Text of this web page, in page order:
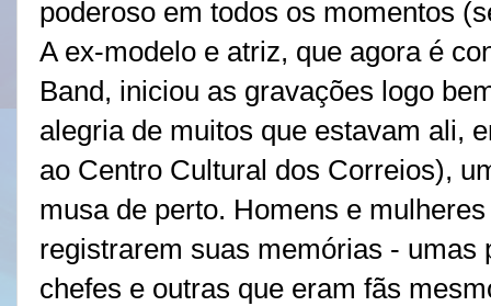
poderoso em todos os momentos
A ex-modelo e atriz, que agora é
Band, iniciou as gravações logo
alegria de muitos que estavam ali,
ao Centro Cultural dos Correios),
musa de perto. Homens e
registrarem suas memórias - umas
chefes e outras que eram fãs